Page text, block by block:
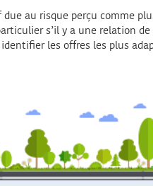
au risque perçu comme
s’il y a une relation
les offres les plus